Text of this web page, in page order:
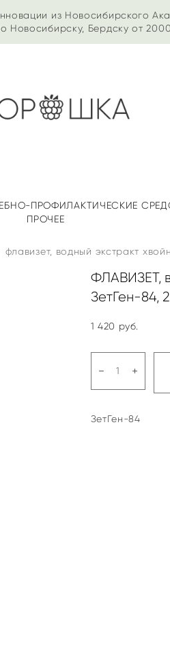
из Новосибирского
Новосибирску, Бердску от
ПРОФИЛАКТИЧЕСКИЕ
ПРОЧЕЕ
флавизет, водный экстракт
ФЛАВИЗЕТ,
ЗетГен-84,
1 420 pуб.
ЗетГен-84